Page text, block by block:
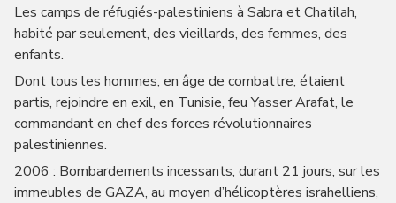
Les camps de réfugiés-palestiniens à Sabra et Chatilah,
habité par seulement, des vieillards, des femmes, des
enfants.
Dont tous les hommes, en âge de combattre, étaient
partis, rejoindre en exil, en Tunisie, feu Yasser Arafat, le
commandant en chef des forces révolutionnaires
palestiniennes.
2006 : Bombardements incessants, durant 21 jours, sur les
immeubles de GAZA, au moyen d’hélicoptères israhelliens,